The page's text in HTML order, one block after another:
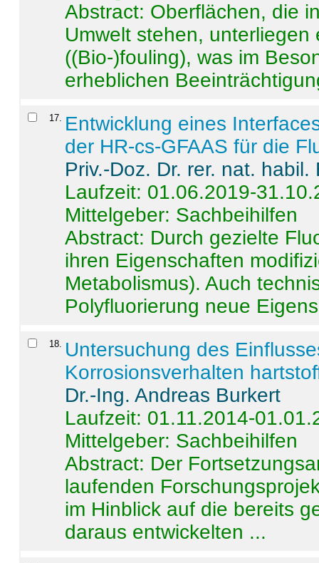
Abstract: Oberflächen, die
Umwelt stehen,
((Bio-)fouling), was im
erheblichen
17
Entwicklung eines
der HR-cs-GFAAS für die
Priv.-Doz. Dr. rer. nat.
Laufzeit: 01.06.2019-
Mittelgeber: Sachbeihilfen
Abstract: Durch gezielte
ihren Eigenschaften
Metabolismus). Auch
Polyfluorierung neue
18
Untersuchung des
Korrosionsverhalten
Dr.-Ing. Andreas Burkert
Laufzeit: 01.11.2014-
Mittelgeber: Sachbeihilfen
Abstract: Der
laufenden
im Hinblick auf die bereits
daraus entwickelten ...